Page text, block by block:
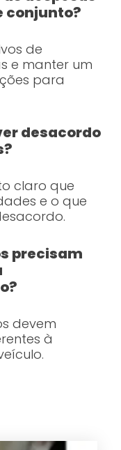
conjunto?
de
e manter um
para
desacordo
claro que
e o que
precisam
devem
à